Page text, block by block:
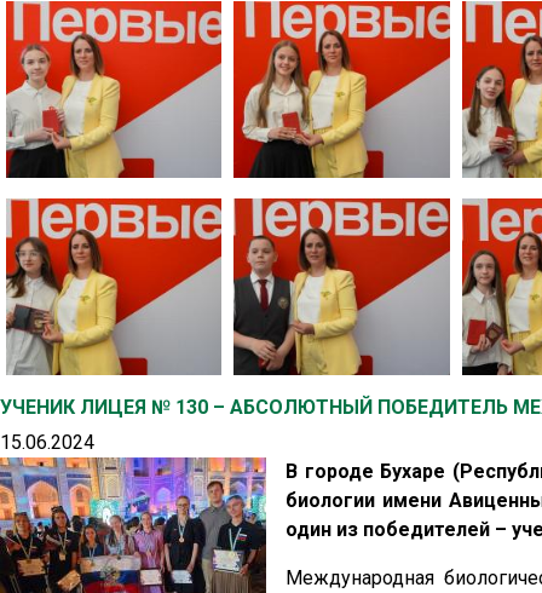
УЧЕНИК ЛИЦЕЯ № 130 – АБСОЛЮТНЫЙ ПОБЕДИТЕЛЬ
15.06.2024
В городе Бухаре
биологии имени
один из победителей –
Международная